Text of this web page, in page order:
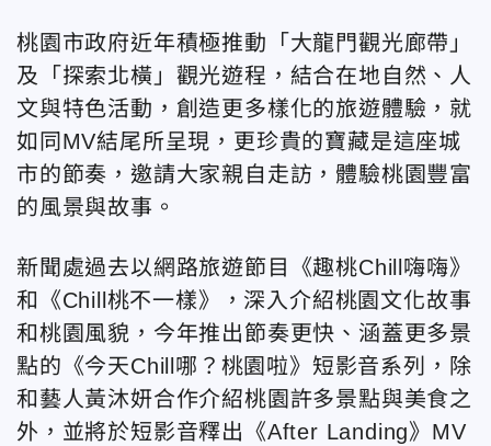
桃園市政府近年積極推動「大龍門觀光廊帶」
及「探索北橫」觀光遊程，結合在地自然、人
文與特色活動，創造更多樣化的旅遊體驗，就
如同MV結尾所呈現，更珍貴的寶藏是這座城
市的節奏，邀請大家親自走訪，體驗桃園豐富
的風景與故事。
新聞處過去以網路旅遊節目《趣桃Chill嗨嗨》
和《Chill桃不一樣》，深入介紹桃園文化故事
和桃園風貌，今年推出節奏更快、涵蓋更多景
點的《今天Chill哪？桃園啦》短影音系列，除
和藝人黃沐妍合作介紹桃園許多景點與美食之
外，並將於短影音釋出《After Landing》MV